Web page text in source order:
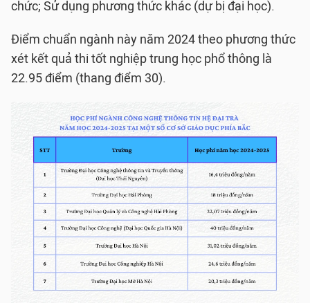
chức; Sử dụng phương thức khác (dự bị đại học).
Điểm chuẩn ngành này năm 2024 theo phương thức
xét kết quả thi tốt nghiệp trung học phổ thông là
22.95 điểm (thang điểm 30).